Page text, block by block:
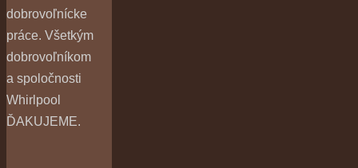
dobrovoľnícke
práce. Všetkým
dobrovoľníkom
a spoločnosti
Whirlpool
ĎAKUJEME.